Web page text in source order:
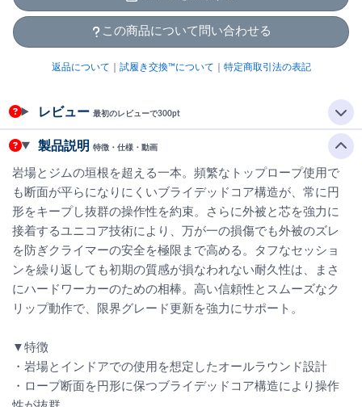
この商品について問い合わせる
返品について 試履き交換™について 特定商取引法の表記
レビュー 最初のレビューで300pt
製品説明 特徴・仕様・動画
岩場とジムの垣根を超える一本。頻繁なトップロープ使用で
も断面が平らになりにくいブライデッドコア構造が、常に円
形をキープし抜群の操作性を約束。さらに外被と芯を強力に
接着するユニコア技術により、万が一の損傷でも外被のズレ
を防ぎクライマーの安全を極限まで高める。タフなセッショ
ンを繰り返しても初期の質感が損なわれない耐久性は、まさ
にハードワーカーのための相棒。高い信頼性とスムーズなク
リップ動作で、限界グレード更新を強力にサポート。
▼特徴
・岩場とインドアでの使用を想定したオールラウンド設計
・ロープ断面を円形に保つブライデッドコア構造により操作